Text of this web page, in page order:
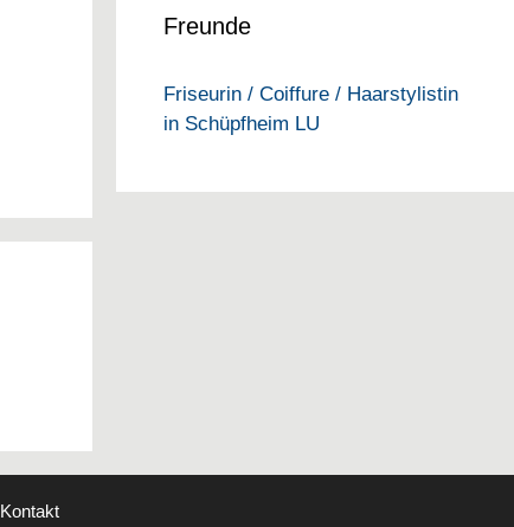
Freunde
Friseurin / Coiffure / Haarstylistin
in Schüpfheim LU
Kontakt